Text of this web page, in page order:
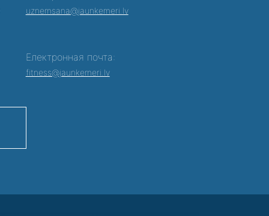
uznemsana@jaunkemeri.lv
Електронная почта:
fitness@jaunkemeri.lv